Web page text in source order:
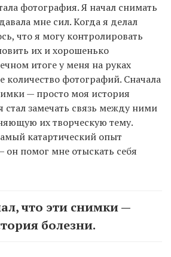
фотография. Я начал снимать
мне сил. Когда я делал
что я могу контролировать
их и хорошенько
итоге у меня на руках
количество фотографий. Сначала
— просто моя история
стал замечать связь между ними
их творческую тему.
катартический опыт
он помог мне отыскать себя
что эти снимки —
болезни.